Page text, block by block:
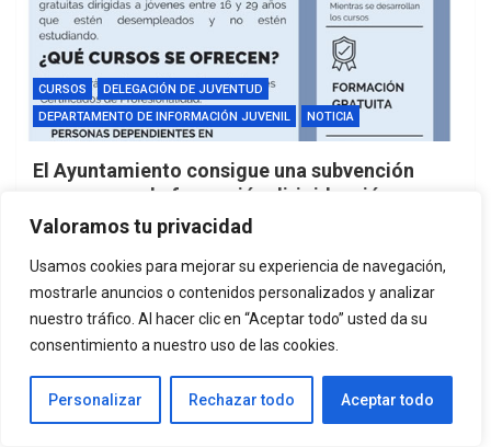
Valoramos tu privacidad
Usamos cookies para mejorar su experiencia de navegación,
mostrarle anuncios o contenidos personalizados y analizar
nuestro tráfico. Al hacer clic en “Aceptar todo” usted da su
consentimiento a nuestro uso de las cookies.
Personalizar Rechazar todo Aceptar todo
CURSOS
DELEGACIÓN DE JUVENTUD
DEPARTAMENTO DE INFORMACIÓN JUVENIL
NOTICIA
El Ayuntamiento consigue una subvención
para cursos de formación dirigido a jóvenes
1 mes atrás admin
DELEGACIÓN DE JUVENTUD
DEPARTAMENTO DE ANIMACIÓN SOCIOCULTURAL